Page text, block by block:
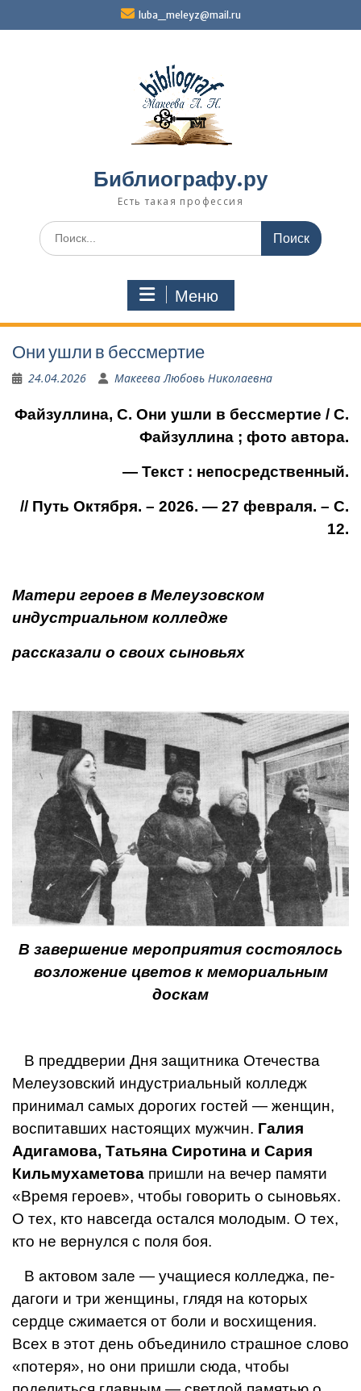
luba_meleyz@mail.ru
Библиографу.ру
Есть такая профессия
Поиск
по:
Меню
Они ушли в бессмертие
24.04.2026 Макеева Любовь Николаевна
Файзуллина, С. Они ушли в бессмертие / С.
Файзуллина ; фото автора.
— Текст : непосредственный.
// Путь Октября. – 2026. — 27 февраля. – С.
12.
Матери героев в Мелеузовском
индустриальном колледже
рассказали о своих сыновьях
В завершение мероприятия состоялось
возложение цветов к мемориальным
доскам
В преддверии Дня защитника Отечества
Мелеузовский индустриальный колледж
принимал самых дорогих гостей — жен­щин,
воспитавших настоящих мужчин. Га­лия
Адигамова, Татьяна Сиротина и Сария
Кильмухаметова пришли на вечер памя­ти
«Время героев», чтобы говорить о сы­новьях.
О тех, кто навсегда остался моло­дым. О тех,
кто не вернулся с поля боя.
В актовом зале — учащиеся колледжа, пе­
дагоги и три женщины, глядя на которых
сердце сжимается от боли и восхищения.
Всех в этот день объединило страшное слово
«потеря», но они пришли сюда, что­бы